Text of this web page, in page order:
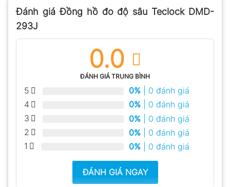
Đánh giá Đồng hồ đo độ sâu Teclock DMD-
293J
0.0
ĐÁNH GIÁ TRUNG BÌNH
5 0% | 0 đánh giá
4
0% | 0 đánh giá
3
0% | 0 đánh giá
2
0% | 0 đánh giá
1
0% | 0 đánh giá
ĐÁNH GIÁ NGAY